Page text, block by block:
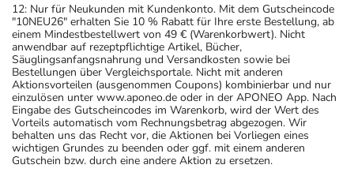
12: Nur für Neukunden mit Kundenkonto. Mit dem Gutscheincode
"10NEU26" erhalten Sie 10 % Rabatt für Ihre erste Bestellung, ab
einem Mindestbestellwert von 49 € (Warenkorbwert). Nicht
anwendbar auf rezeptpflichtige Artikel, Bücher,
Säuglingsanfangsnahrung und Versandkosten sowie bei
Bestellungen über Vergleichsportale. Nicht mit anderen
Aktionsvorteilen (ausgenommen Coupons) kombinierbar und nur
einzulösen unter www.aponeo.de oder in der APONEO App. Nach
Eingabe des Gutscheincodes im Warenkorb, wird der Wert des
Vorteils automatisch vom Rechnungsbetrag abgezogen. Wir
behalten uns das Recht vor, die Aktionen bei Vorliegen eines
wichtigen Grundes zu beenden oder ggf. mit einem anderen
Gutschein bzw. durch eine andere Aktion zu ersetzen.